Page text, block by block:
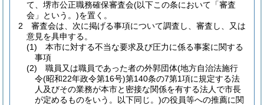
て、堺市公正職務確保審査会(以下この条において「審査
会」という。)を置く。
2
審査会は、次に掲げる事項について調査し、審査し、又は
意見を具申する。
(1)
本市に対する不当な要求及び圧力に係る事案に関する
事項
(2)
職員又は職員であった者の外郭団体(地方自治法施行
令(昭和22年政令第16号)第140条の7第1項に規定する法
人及びその業務が本市と密接な関係を有する法人で市長
が定めるものをいう。以下同じ。)の役員等への推薦に関